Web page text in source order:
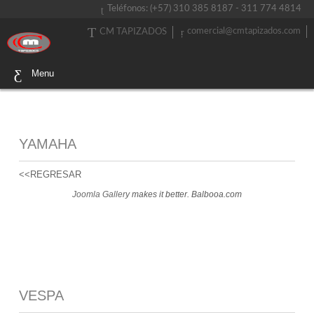
Teléfonos: (+57) 310 385 8187 - 311 774 4814
comercial@cmtapizados.com
CM TAPIZADOS
Menu
YAMAHA
<<REGRESAR
Joomla Gallerymakes it better. Balbooa.com
VESPA